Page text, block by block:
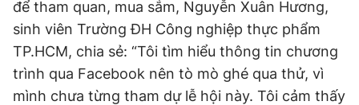
để tham quan, mua sắm, Nguyễn Xuân Hương,
sinh viên Trường ĐH Công nghiệp thực phẩm
TP.HCM, chia sẻ: “Tôi tìm hiểu thông tin chương
trình qua Facebook nên tò mò ghé qua thử, vì
mình chưa từng tham dự lễ hội này. Tôi cảm thấy